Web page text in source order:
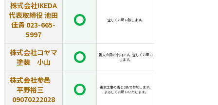
株式会社IKEDA
代表取締役 池田
佳貴 023-665-
5997
宜しくお願い致します。
株式会社コヤマ
塗装 小山
新入会員の小山です。宜しくお願い
します。
株式会社参邑
平野裕三
09070222028
電気工事の者と2名で参加します。
よろしくお願いいたします。